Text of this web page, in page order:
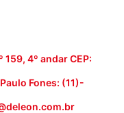
159, 4º andar CEP:
Fones: (11)-